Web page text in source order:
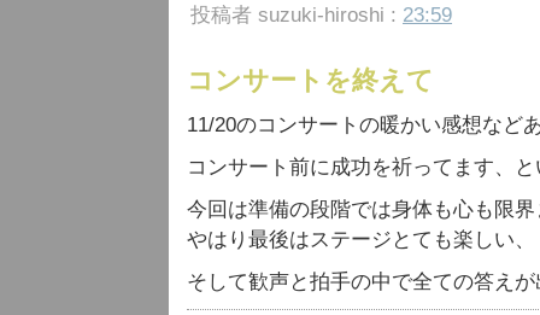
投稿者 suzuki-hiroshi : 23:59
コンサートを終えて
11/20のコンサートの暖かい感想など
コンサート前に成功を祈ってます、
今回は準備の段階では身体も心も限
やはり最後はステージとても楽しい、
そして歓声と拍手の中で全ての答え